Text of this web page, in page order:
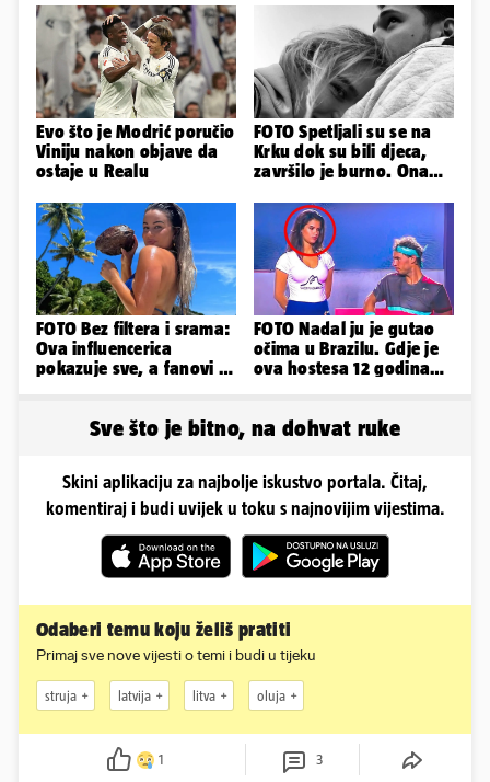
Evo što je Modrić poručio
Viniju nakon objave da
ostaje u Realu
FOTO Spetljali su se na
Krku dok su bili djeca,
završilo je burno. Ona
FOTO Bez filtera i srama:
Ova influencerica
pokazuje sve, a fanovi je
FOTO Nadal ju je gutao
očima u Brazilu. Gdje je
ova hostesa 12 godina
Sve što je bitno, na dohvat ruke
Skini aplikaciju za najbolje iskustvo portala. Čitaj,
komentiraj i budi uvijek u toku s najnovijim vijestima.
Odaberi temu koju želiš pratiti
Primaj sve nove vijesti o temi i budi u tijeku
struja latvija litva oluja
1 3